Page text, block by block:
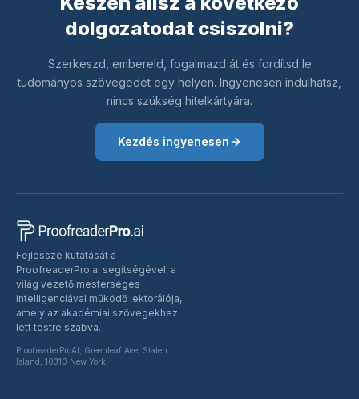
dolgozatodat csiszolni?
Szerkeszd, embereld, fogalmazd át és fordítsd le
tudományos szövegedet egy helyen. Ingyenesen indulhatsz,
nincs szükség hitelkártyára.
Kezdés ingyenesen
Fejlessze kutatását a
ProofreaderPro.ai segítségével, a
világ vezető mesterséges
intelligenciával működő lektorálója,
amely az akadémiai szövegekhez
lett testre szabva.
ProofreaderProAI, Greenleaf Ave, Staten
Island, 10310 New York